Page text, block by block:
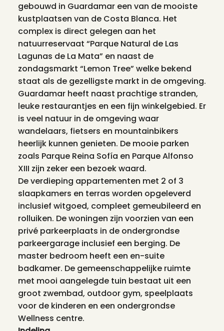
gebouwd in Guardamar een van de mooiste
kustplaatsen van de Costa Blanca. Het
complex is direct gelegen aan het
natuurreservaat “Parque Natural de Las
Lagunas de La Mata” en naast de
zondagsmarkt “Lemon Tree” welke bekend
staat als de gezelligste markt in de omgeving.
Guardamar heeft naast prachtige stranden,
leuke restaurantjes en een fijn winkelgebied. Er
is veel natuur in de omgeving waar
wandelaars, fietsers en mountainbikers
heerlijk kunnen genieten. De mooie parken
zoals Parque Reina Sofía en Parque Alfonso
XIII zijn zeker een bezoek waard.
De verdieping appartementen met 2 of 3
slaapkamers en terras worden opgeleverd
inclusief witgoed, compleet gemeubileerd en
rolluiken. De woningen zijn voorzien van een
privé parkeerplaats in de ondergrondse
parkeergarage inclusief een berging. De
master bedroom heeft een en-suite
badkamer. De gemeenschappelijke ruimte
met mooi aangelegde tuin bestaat uit een
groot zwembad, outdoor gym, speelplaats
voor de kinderen en een ondergrondse
Wellness centre.